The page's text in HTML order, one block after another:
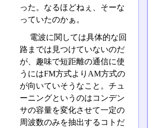
った。なるほどねぇ、そーな
っていたのかぁ。
電波に関しては具体的な回
路までは見つけていないのだ
が、趣味で短距離の通信に使
うにはFM方式よりAM方式の
が向いていそうなこと。チュ
ーニングというのはコンデン
サの容量を変化させて一定の
周波数のみを抽出するコトだ